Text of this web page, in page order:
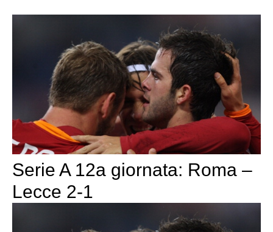
Serie A 12a giornata: Roma –
Lecce 2-1